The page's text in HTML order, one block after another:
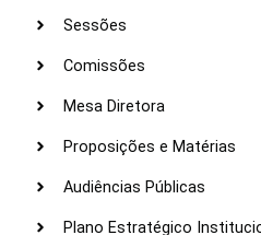
Sessões
Comissões
Mesa Diretora
Proposições e Matérias
Audiências Públicas
Plano Estratégico